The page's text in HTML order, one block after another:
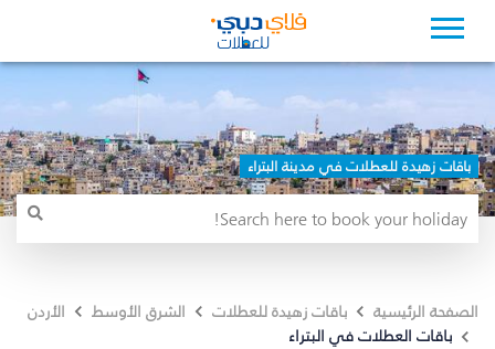
باقات زهيدة للعطلات في مدينة البتراء
الصفحة الرئيسية باقات زهيدة للعطلات الشرق الأوسط
الأردن
باقات العطلات في البتراء